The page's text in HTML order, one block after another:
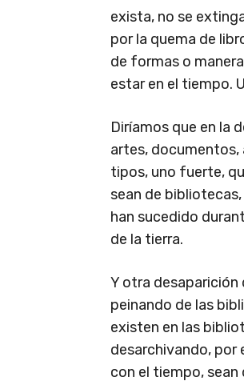
exista, no se
por la quema de
de formas o
estar en el tiempo.
Diríamos que en la
artes,
tipos, uno fuerte,
sean de
han sucedido
de la tierra.
Y otra desaparición
peinando de las
existen en las
desarchivando, por
con el tiempo,